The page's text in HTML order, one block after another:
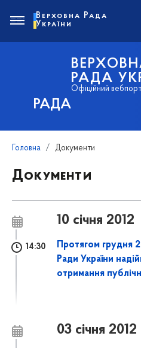
РАДА
РАДА
Офіційний
Верховна Рада
України
Головна Документи
Документи
10 січня 2012
14:30
Протягом грудня
Ради України
отримання
03 січня 2012